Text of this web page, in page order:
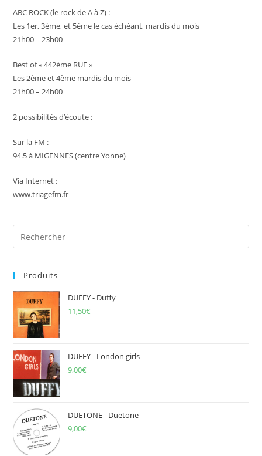
ABC ROCK (le rock de A à Z) :
Les 1er, 3ème, et 5ème le cas échéant, mardis du mois
21h00 – 23h00
Best of « 442ème RUE »
Les 2ème et 4ème mardis du mois
21h00 – 24h00
2 possibilités d’écoute :
Sur la FM :
94.5 à MIGENNES (centre Yonne)
Via Internet :
www.triagefm.fr
Produits
DUFFY - Duffy
11,50€
DUFFY - London girls
9,00€
DUETONE - Duetone
9,00€